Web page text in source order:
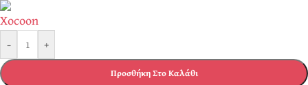
- +
Προσθήκη Στο Καλάθι